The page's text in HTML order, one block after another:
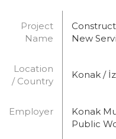
Project
Name
New
Location
/ Country
Konak /
Employer
Konak
Public